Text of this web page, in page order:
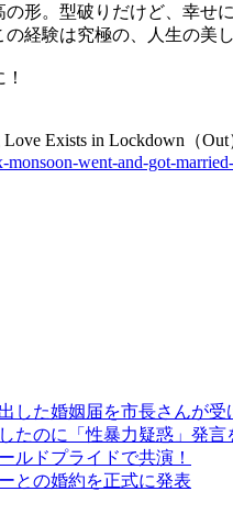
形。型破りだけど、幸せ
の経験は究極の、人生の
Exists in Lockdown（Out
went-and-got-
した婚姻届を市長さんが受
たのに「性暴力疑惑」発
ルドプライドで共演！
との婚約を正式に発表